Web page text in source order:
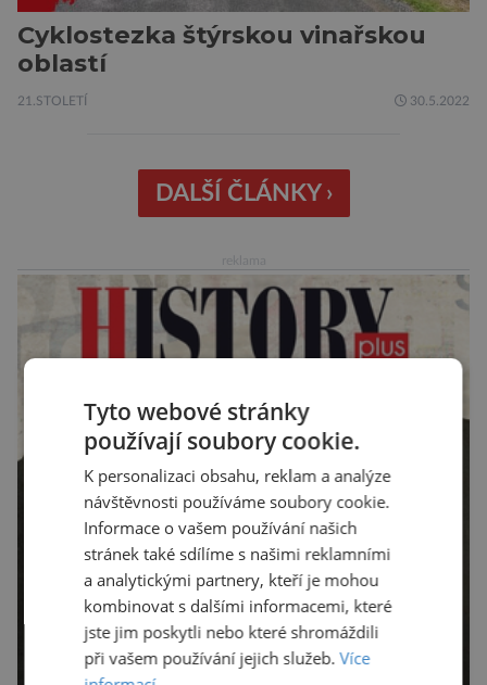
Cyklostezka štýrskou vinařskou
oblastí
21.STOLETÍ 30.5.2022
DALŠÍ ČLÁNKY ›
Tyto webové stránky
používají soubory cookie.
K personalizaci obsahu, reklam a analýze
návštěvnosti používáme soubory cookie.
Informace o vašem používání našich
stránek také sdílíme s našimi reklamními
a analytickými partnery, kteří je mohou
kombinovat s dalšími informacemi, které
jste jim poskytli nebo které shromáždili
při vašem používání jejich služeb.Více